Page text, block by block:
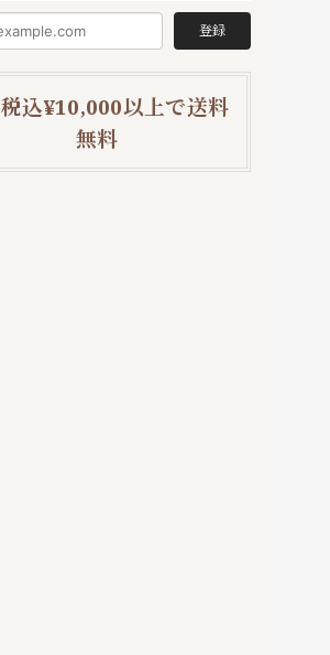
登録
税込¥10,000以上で送料
無料